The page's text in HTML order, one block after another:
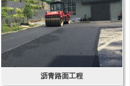
沥青路面工程